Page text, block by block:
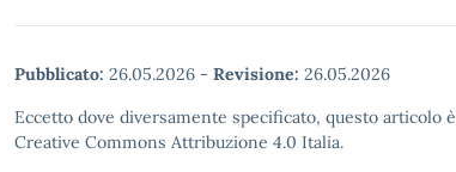
Pubblicato: 26.05.2026 - Revisione: 26.05.2026
Eccetto dove diversamente specificato, questo articolo
Creative Commons Attribuzione 4.0 Italia.